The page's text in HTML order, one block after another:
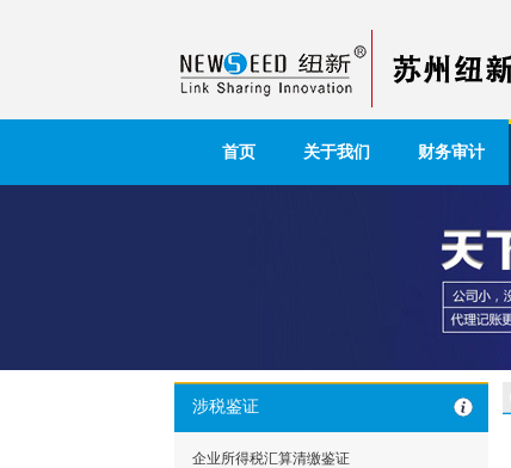
首页 关于我们 财务审计
涉税鉴证
企业所得税汇算清缴鉴证